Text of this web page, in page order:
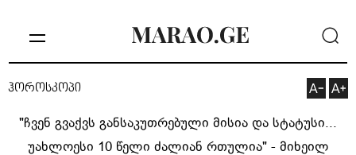
ჰოროსკოპი
"ჩვენ გვაქვს განსაკუთრებული მისია და სტატუსი...
უახლოესი 10 წელი ძალიან რთულია" - მიხეილ